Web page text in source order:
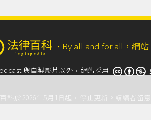
‧ By all and for all，網站
與自製影片以外，網站採用
百科於2026年5月1日起，停止更新。請讀者